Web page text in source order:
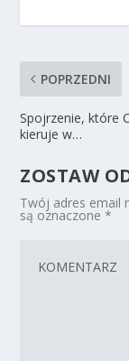
POPRZEDNI
Spojrzenie, które
kieruje w…
ZOSTAW
Twój adres email
są oznaczone*